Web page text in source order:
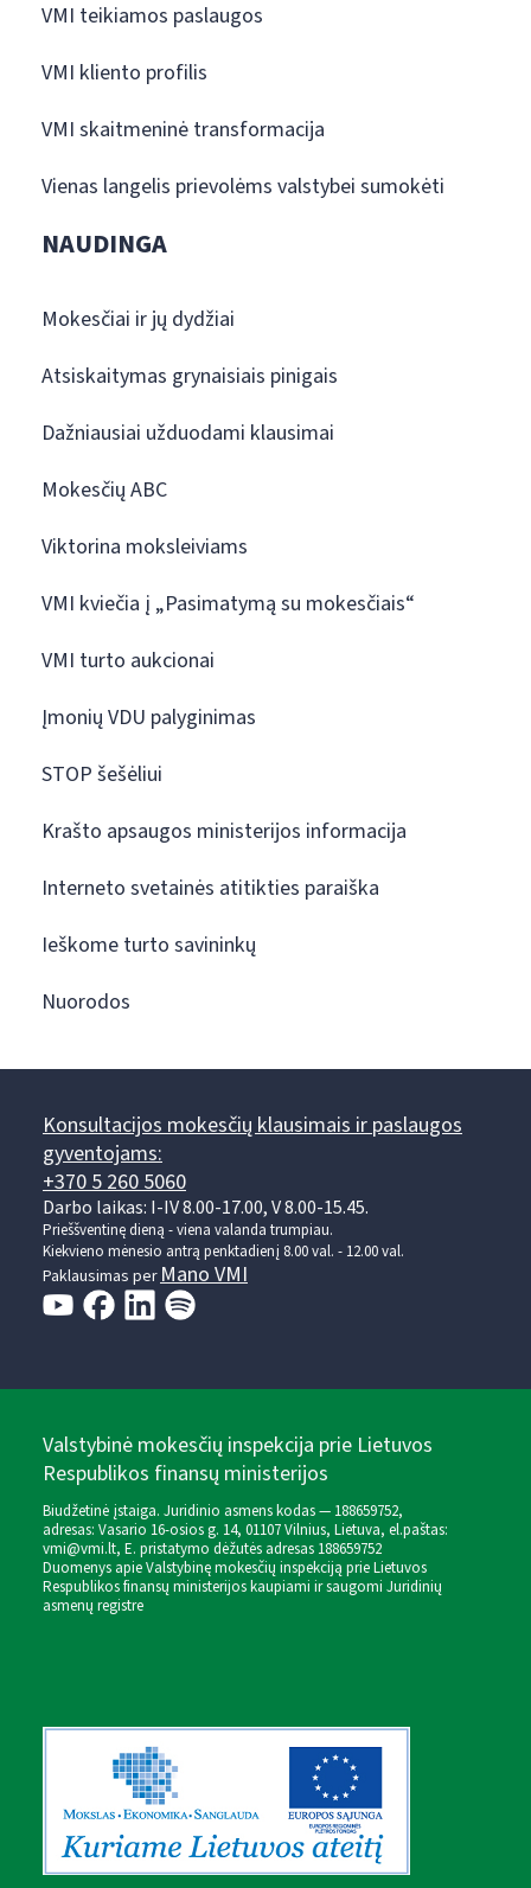
VMI teikiamos paslaugos
VMI kliento profilis
VMI skaitmeninė transformacija
Vienas langelis prievolėms valstybei sumokėti
NAUDINGA
Mokesčiai ir jų dydžiai
Atsiskaitymas grynaisiais pinigais
Dažniausiai užduodami klausimai
Mokesčių ABC
Viktorina moksleiviams
VMI kviečia į „Pasimatymą su mokesčiais“
VMI turto aukcionai
Įmonių VDU palyginimas
STOP šešėliui
Krašto apsaugos ministerijos informacija
Interneto svetainės atitikties paraiška
Ieškome turto savininkų
Nuorodos
Konsultacijos mokesčių klausimais ir paslaugos
gyventojams:
+370 5 260 5060
Darbo laikas: I-IV 8.00-17.00, V 8.00-15.45.
Prieššventinę dieną - viena valanda trumpiau.
Kiekvieno mėnesio antrą penktadienį 8.00 val. - 12.00 val.
Paklausimas perMano VMI
Valstybinė mokesčių inspekcija prie Lietuvos
Respublikos finansų ministerijos
Biudžetinė įstaiga. Juridinio asmens kodas — 188659752,
adresas: Vasario 16-osios g. 14, 01107 Vilnius, Lietuva, el.paštas:
vmi@vmi.lt, E. pristatymo dėžutės adresas 188659752
Duomenys apie Valstybinę mokesčių inspekciją prie Lietuvos
Respublikos finansų ministerijos kaupiami ir saugomi Juridinių
asmenų registre